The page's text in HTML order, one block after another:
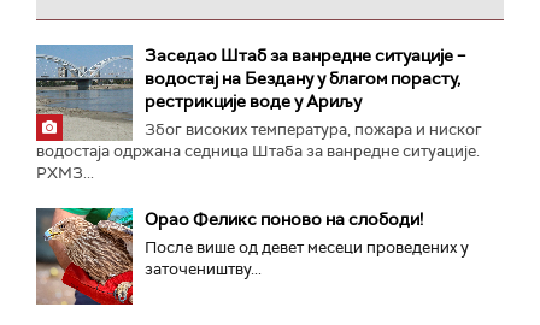
Заседао Штаб за ванредне ситуације –
водостај на Бездану у благом порасту,
рестрикције воде у Ариљу
Због високих температура, пожара и ниског
водостаја одржана седница Штаба за ванредне ситуације.
РХМЗ...
Орао Феликс поново на слободи!
После више од девет месеци проведених у
заточеништву...